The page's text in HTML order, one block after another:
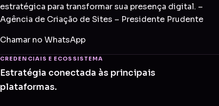
estratégica para transformar sua presença digital. –
Agência de Criação de Sites – Presidente Prudente
Chamar no WhatsApp
CREDENCIAIS E ECOSSISTEMA
Estratégia conectada às principais
plataformas.